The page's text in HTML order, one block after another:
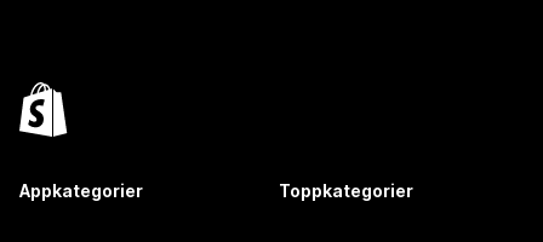
Appkategorier Toppkategorier